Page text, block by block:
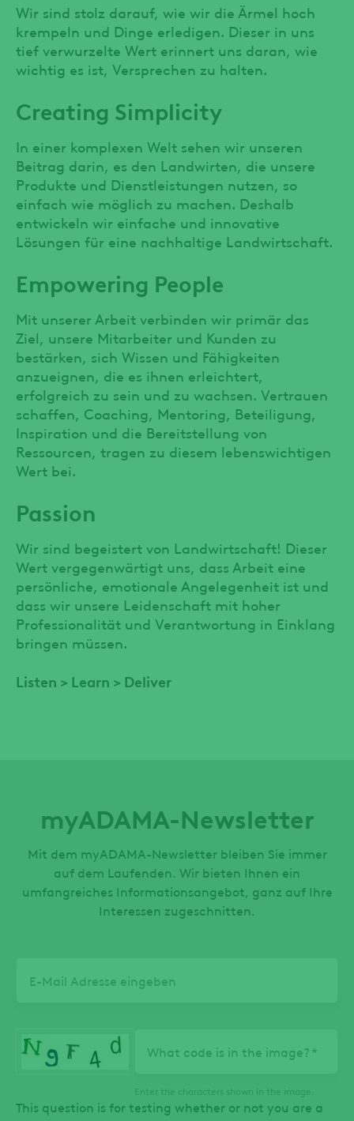
Wir sind stolz darauf, wie wir die Ärmel hoch
krempeln und Dinge erledigen. Dieser in uns
tief verwurzelte Wert erinnert uns daran, wie
wichtig es ist, Versprechen zu halten.
Creating Simplicity
In einer komplexen Welt sehen wir unseren
Beitrag darin, es den Landwirten, die unsere
Produkte und Dienstleistungen nutzen, so
einfach wie möglich zu machen. Deshalb
entwickeln wir einfache und innovative
Lösungen für eine nachhaltige Landwirtschaft.
Empowering People
Mit unserer Arbeit verbinden wir primär das
Ziel, unsere Mitarbeiter und Kunden zu
bestärken, sich Wissen und Fähigkeiten
anzueignen, die es ihnen erleichtert,
erfolgreich zu sein und zu wachsen. Vertrauen
schaffen, Coaching, Mentoring, Beteiligung,
Inspiration und die Bereitstellung von
Ressourcen, tragen zu diesem lebenswichtigen
Wert bei.
Passion
Wir sind begeistert von Landwirtschaft! Dieser
Wert vergegenwärtigt uns, dass Arbeit eine
persönliche, emotionale Angelegenheit ist und
dass wir unsere Leidenschaft mit hoher
Professionalität und Verantwortung in Einklang
bringen müssen.
Listen > Learn > Deliver
myADAMA-Newsletter
Mit dem myADAMA-Newsletter bleiben Sie immer
auf dem Laufenden. Wir bieten Ihnen ein
umfangreiches Informationsangebot, ganz auf Ihre
Interessen zugeschnitten.
What code is in the image?
Enter the characters shown in the image.
This question is for testing whether or not you are a